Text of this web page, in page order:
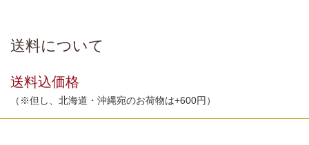
送料について
送料込価格
（※但し、北海道・沖縄宛のお荷物は+600円）